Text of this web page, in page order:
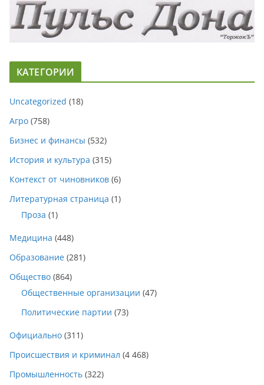
КАТЕГОРИИ
Uncategorized (18)
Агро (758)
Бизнес и финансы (532)
История и культура (315)
Контекст от чиновников (6)
Литературная страница (1)
Проза (1)
Медицина (448)
Образование (281)
Общество (864)
Общественные организации (47)
Политические партии (73)
Официально (311)
Происшествия и криминал (4 468)
Промышленность (322)